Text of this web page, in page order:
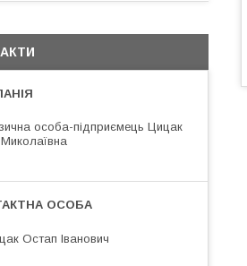
особа-підприємець Цицак
Миколаївна
Остап Іванович